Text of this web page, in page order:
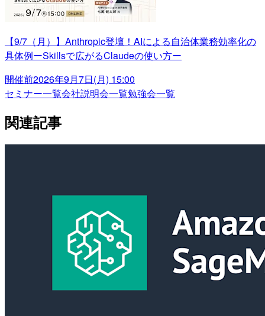
【9/7（月）】Anthropic登壇！AIによる自治体業務効率化の
具体例ーSkillsで広がるClaudeの使い方ー
開催前2026年9月7日(月) 15:00
セミナー一覧会社説明会一覧勉強会一覧
関連記事